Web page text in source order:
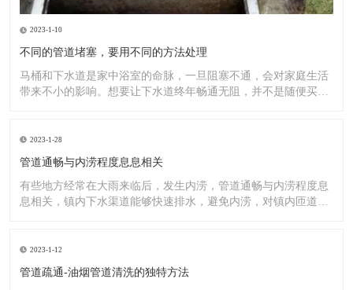
2023-1-10
不同的管道堵塞，要用不同的方法处理
马桶和下水道是家中浴室的命脉，一旦阻塞不通，会对家庭生活
带来不小的影响。想要让下水道终年畅通无阻，并不是随便买一
2023-1-28
管道通畅与内涝程度息息相关
有些地方经常在大雨来临后，发生内涝，管道通畅与内涝程度息
息相关，镇内下水渠道能够快速排水，避免内涝，对镇内匝道、
2023-1-12
管道疏通-油烟管道清洗的独特方法